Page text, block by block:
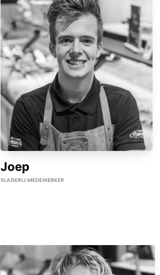
Joep
SLAGERIJ MEDEWERKER